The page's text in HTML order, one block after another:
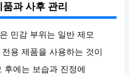
과 사후 관리
민감 부위는 일반 제모
용 제품을 사용하는 것이
후에는 보습과 진정에